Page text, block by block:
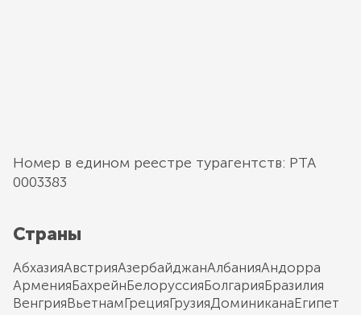
Номер в едином реестре турагентств: РТА
0003383
Страны
АбхазияАвстрияАзербайджанАлбанияАндорра
АрменияБахрейнБелоруссияБолгарияБразилия
ВенгрияВьетнамГрецияГрузияДоминиканаЕгипет